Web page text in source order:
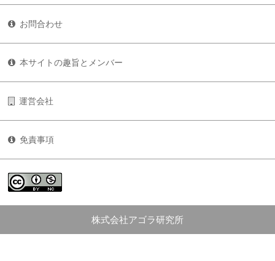
お問合わせ
本サイトの趣旨とメンバー
運営会社
免責事項
株式会社アゴラ研究所